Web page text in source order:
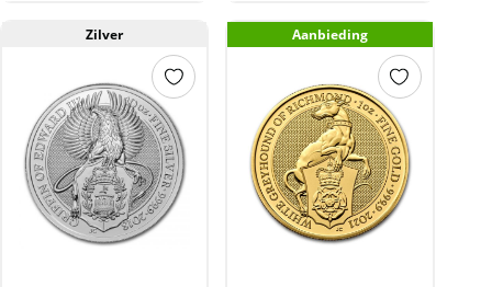
Zilver Aanbieding